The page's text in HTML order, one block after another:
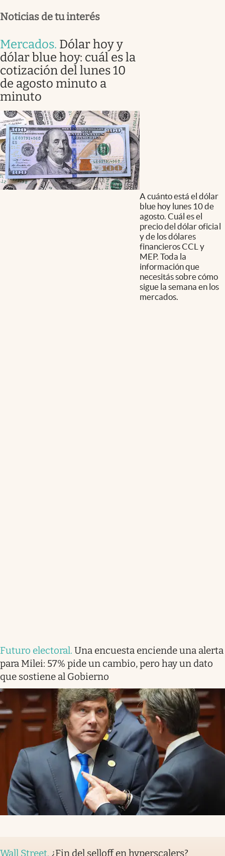
Noticias de tu interés
Mercados. Dólar hoy y
dólar blue hoy: cuál es la
cotización del lunes 10
de agosto minuto a
minuto
A cuánto está el dólar
blue hoy lunes 10 de
agosto. Cuál es el
precio del dólar oficial
y de los dólares
financieros CCL y
MEP. Toda la
información que
necesitás sobre cómo
sigue la semana en los
mercados.
Futuro electoral. Una encuesta enciende una alerta
para Milei: 57% pide un cambio, pero hay un dato
que sostiene al Gobierno
Wall Street. ¿Fin del selloff en hyperscalers?